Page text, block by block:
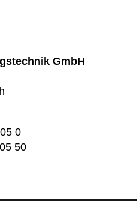
GmbH
0
50